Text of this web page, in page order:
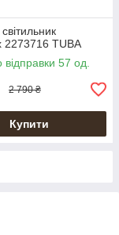
2273716 TUBA
відправки 57 од.
2 790 ₴
Купити